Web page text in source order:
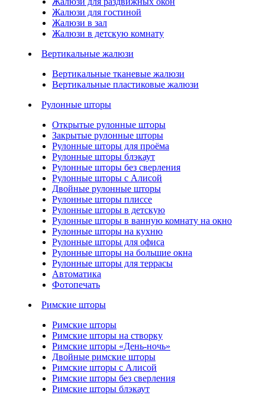
Жалюзи для гостиной
Жалюзи в зал
Жалюзи в детскую комнату
Вертикальные жалюзи
Вертикальные тканевые жалюзи
Вертикальные пластиковые жалюзи
Рулонные шторы
Открытые рулонные шторы
Закрытые рулонные шторы
Рулонные шторы для проёма
Рулонные шторы блэкаут
Рулонные шторы без сверления
Рулонные шторы с Алисой
Двойные рулонные шторы
Рулонные шторы плиссе
Рулонные шторы в детскую
Рулонные шторы в ванную комнату на окно
Рулонные шторы на кухню
Рулонные шторы для офиса
Рулонные шторы на большие окна
Рулонные шторы для террасы
Автоматика
Фотопечать
Римские шторы
Римские шторы
Римские шторы на створку
Римские шторы «День-ночь»
Двойные римские шторы
Римские шторы с Алисой
Римские шторы без сверления
Римские шторы блэкаут